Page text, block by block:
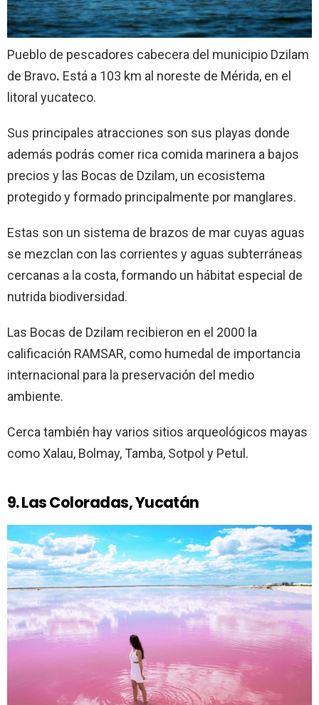
Pueblo de pescadores cabecera del municipio Dzilam
de Bravo. Está a 103 km al noreste de Mérida, en el
litoral yucateco.
Sus principales atracciones son sus playas donde
además podrás comer rica comida marinera a bajos
precios y las Bocas de Dzilam, un ecosistema
protegido y formado principalmente por manglares.
Estas son un sistema de brazos de mar cuyas aguas
se mezclan con las corrientes y aguas subterráneas
cercanas a la costa, formando un hábitat especial de
nutrida biodiversidad.
Las Bocas de Dzilam recibieron en el 2000 la
calificación RAMSAR, como humedal de importancia
internacional para la preservación del medio
ambiente.
Cerca también hay varios sitios arqueológicos mayas
como Xalau, Bolmay, Tamba, Sotpol y Petul.
9. Las Coloradas, Yucatán